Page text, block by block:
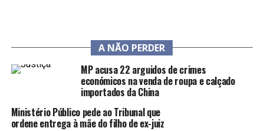
A NÃO PERDER
MP acusa 22 arguidos de crimes
económicos na venda de roupa e calçado
importados da China
Ministério Público pede ao Tribunal que
ordene entrega à mãe do filho de ex-juiz